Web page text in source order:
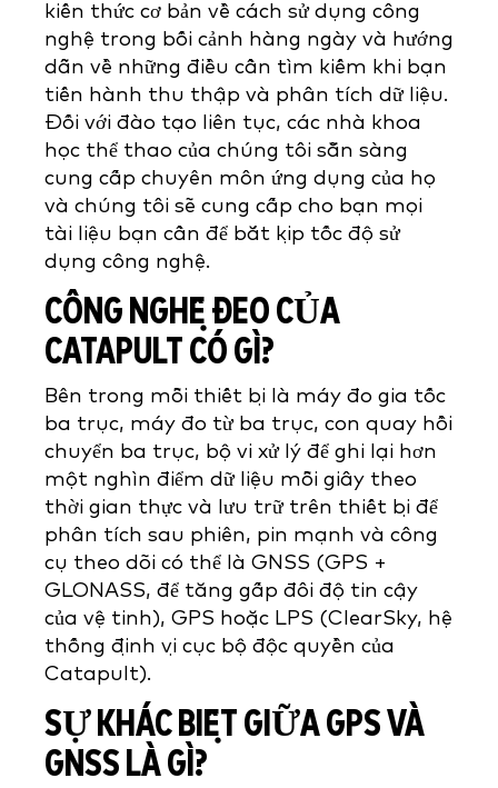
kiến thức cơ bản về cách sử dụng công
nghệ trong bối cảnh hàng ngày và hướng
dẫn về những điều cần tìm kiếm khi bạn
tiến hành thu thập và phân tích dữ liệu.
Đối với đào tạo liên tục, các nhà khoa
học thể thao của chúng tôi sẵn sàng
cung cấp chuyên môn ứng dụng của họ
và chúng tôi sẽ cung cấp cho bạn mọi
tài liệu bạn cần để bắt kịp tốc độ sử
dụng công nghệ.
CÔNG NGHỆ ĐEO CỦA
CATAPULT CÓ GÌ?
Bên trong mỗi thiết bị là máy đo gia tốc
ba trục, máy đo từ ba trục, con quay hồi
chuyển ba trục, bộ vi xử lý để ghi lại hơn
một nghìn điểm dữ liệu mỗi giây theo
thời gian thực và lưu trữ trên thiết bị để
phân tích sau phiên, pin mạnh và công
cụ theo dõi có thể là GNSS (GPS +
GLONASS, để tăng gấp đôi độ tin cậy
của vệ tinh), GPS hoặc LPS (ClearSky, hệ
thống định vị cục bộ độc quyền của
Catapult).
SỰ KHÁC BIỆT GIỮA GPS VÀ
GNSS LÀ GÌ?